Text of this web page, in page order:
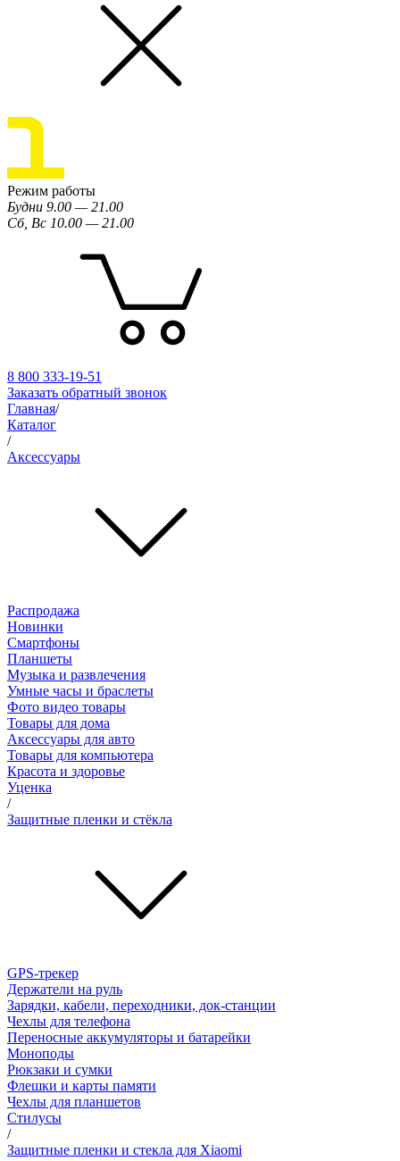
Режим работы
Будни 9.00 — 21.00
Сб, Вс 10.00 — 21.00
8 800 333-19-51
Заказать обратный звонок
Главная/
Каталог
/
Аксессуары
Распродажа
Новинки
Смартфоны
Планшеты
Музыка и развлечения
Умные часы и браслеты
Фото видео товары
Товары для дома
Аксессуары для авто
Товары для компьютера
Красота и здоровье
Уценка
/
Защитные пленки и стёкла
GPS-трекер
Держатели на руль
Зарядки, кабели, переходники, док-станции
Чехлы для телефона
Переносные аккумуляторы и батарейки
Моноподы
Рюкзаки и сумки
Флешки и карты памяти
Чехлы для планшетов
Стилусы
/
Защитные пленки и стекла для Xiaomi